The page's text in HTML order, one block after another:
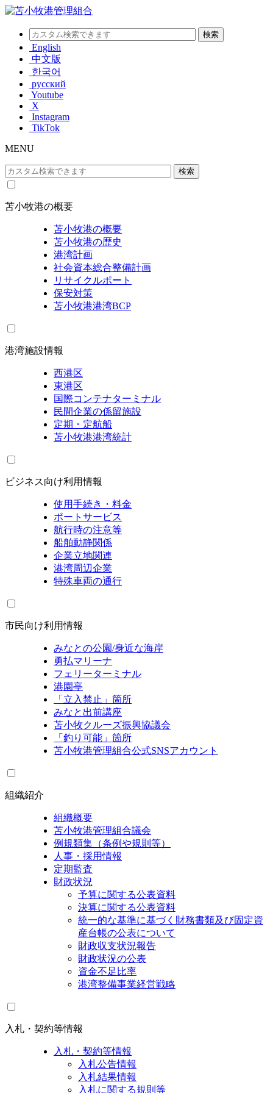
English
中文版
한국어
русский
Youtube
X
Instagram
TikTok
MENU
苫小牧港の概要
苫小牧港の概要
苫小牧港の歴史
港湾計画
社会資本総合整備計画
リサイクルポート
保安対策
苫小牧港港湾BCP
港湾施設情報
西港区
東港区
国際コンテナターミナル
民間企業の係留施設
定期・定航船
苫小牧港港湾統計
ビジネス向け利用情報
使用手続き・料金
ポートサービス
航行時の注意等
船舶動静関係
企業立地関連
港湾周辺企業
特殊車両の通行
市民向け利用情報
みなとの公園/身近な海岸
勇払マリーナ
フェリーターミナル
港園亭
「立入禁止」箇所
みなと出前講座
苫小牧クルーズ振興協議会
「釣り可能」箇所
苫小牧港管理組合公式SNSアカウント
組織紹介
組織概要
苫小牧港管理組合議会
例規類集（条例や規則等）
人事・採用情報
定期監査
財政状況
予算に関する公表資料
決算に関する公表資料
統一的な基準に基づく財務書類及び固定資
産台帳の公表について
財政収支状況報告
財政状況の公表
資金不足比率
港湾整備事業経営戦略
入札・契約等情報
入札・契約等情報
入札公告情報
入札結果情報
入札に関する規則等